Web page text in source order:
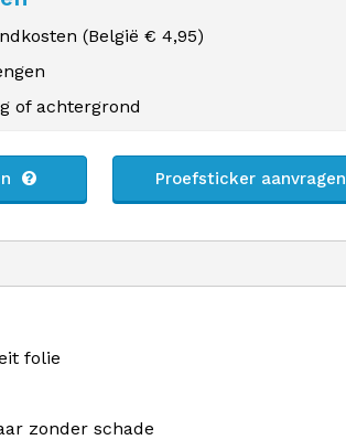
(België € 4,95)
of achtergrond
Proefsticker aanvragen
folie
zonder schade